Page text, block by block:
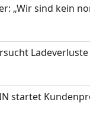
„Wir sind kein
startet